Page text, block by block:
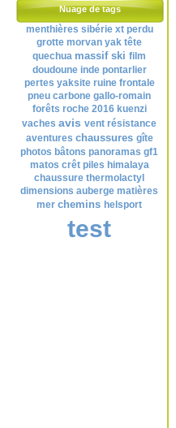
Nuage de tags
menthières sibérie xt perdu
grotte morvan yak tête
quechua massif ski film
doudoune inde pontarlier
pertes yaksite ruine frontale
pneu carbone gallo-romain
forêts roche 2016 kuenzi
vaches avis vent résistance
aventures chaussures gîte
photos bâtons panoramas gf1
matos crêt piles himalaya
chaussure thermolactyl
dimensions auberge matières
mer chemins helsport
test